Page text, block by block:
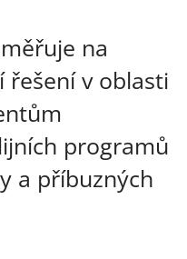
na
řešení v oblasti
programů
a příbuzných